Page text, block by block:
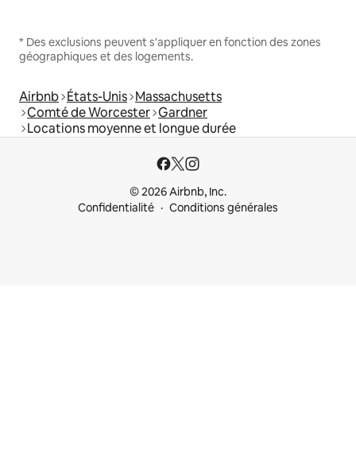
* Des exclusions peuvent s'appliquer en fonction des zones
géographiques et des logements.
Airbnb États-Unis Massachusetts
Comté de Worcester Gardner
Locations moyenne et longue durée
© 2026 Airbnb, Inc.
Confidentialité
Conditions générales